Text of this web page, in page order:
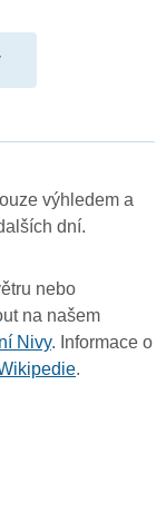
výhledem a
dní.
nebo
na našem
Nivy. Informace o
.